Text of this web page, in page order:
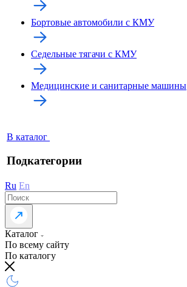
Бортовые автомобили с КМУ
Седельные тягачи с КМУ
Медицинские и санитарные машины
В каталог
Подкатегории
Ru En
Каталог
По всему сайту
По каталогу